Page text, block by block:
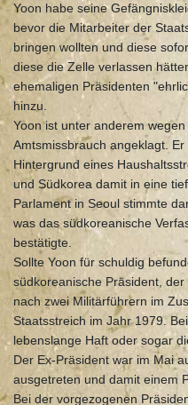
Yoon habe seine
bevor die Mitarbeiter der
bringen wollten und diese
diese die Zelle verlassen
ehemaligen Präsidenten
hinzu.
Yoon ist unter anderem
Amtsmissbrauch angeklagt.
Hintergrund eines
und Südkorea damit in eine
Parlament in Seoul stimmte
was das südkoreanische
bestätigte.
Sollte Yoon für schuldig
südkoreanische Präsident,
nach zwei Militärführern im
Staatsstreich im Jahr 1979.
lebenslange Haft oder sogar
Der Ex-Präsident war im Mai
ausgetreten und damit einem
Bei der vorgezogenen